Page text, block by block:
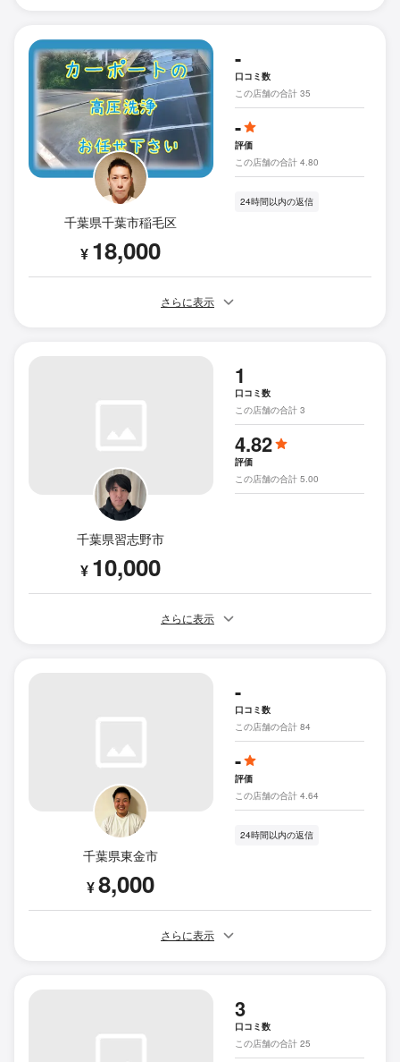
千葉県千葉市稲毛区
¥ 18,000
-
口コミ数
この店舗の合計 35
-
評価
この店舗の合計 4.80
24時間以内の返信
さらに表示
千葉県習志野市
¥ 10,000
1
口コミ数
この店舗の合計 3
4.82
評価
この店舗の合計 5.00
さらに表示
千葉県東金市
¥8,000
-
口コミ数
この店舗の合計 84
-
評価
この店舗の合計 4.64
24時間以内の返信
さらに表示
3
口コミ数
この店舗の合計 25